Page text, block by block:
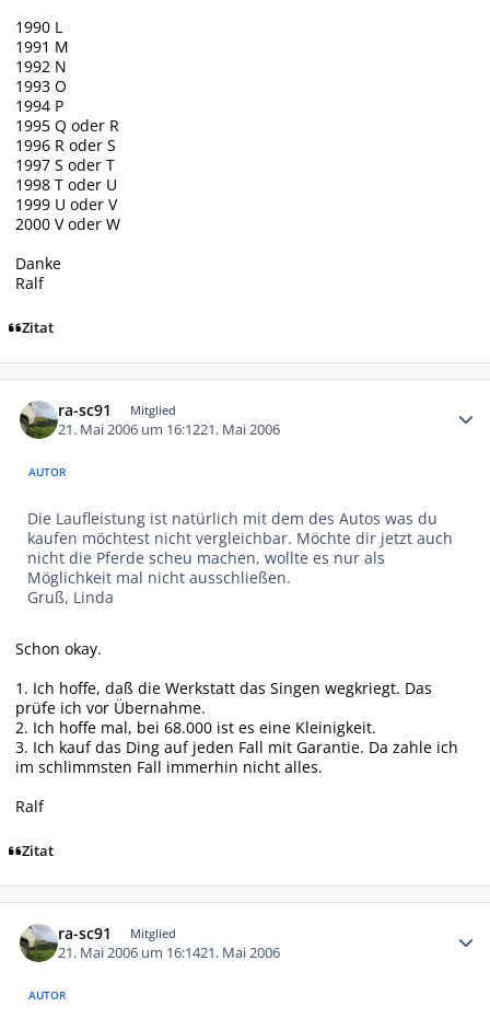
1990 L
1991 M
1992 N
1993 O
1994 P
1995 Q oder R
1996 R oder S
1997 S oder T
1998 T oder U
1999 U oder V
2000 V oder W
Danke
Ralf
Zitat
ra-sc91 Mitglied
21. Mai 2006 um 16:1221. Mai 2006
AUTOR
Die Laufleistung ist natürlich mit dem des Autos was du
kaufen möchtest nicht vergleichbar. Möchte dir jetzt auch
nicht die Pferde scheu machen, wollte es nur als
Möglichkeit mal nicht ausschließen.
Gruß, Linda
Schon okay.
1. Ich hoffe, daß die Werkstatt das Singen wegkriegt. Das
prüfe ich vor Übernahme.
2. Ich hoffe mal, bei 68.000 ist es eine Kleinigkeit.
3. Ich kauf das Ding auf jeden Fall mit Garantie. Da zahle ich
im schlimmsten Fall immerhin nicht alles.
Ralf
Zitat
ra-sc91 Mitglied
21. Mai 2006 um 16:1421. Mai 2006
AUTOR